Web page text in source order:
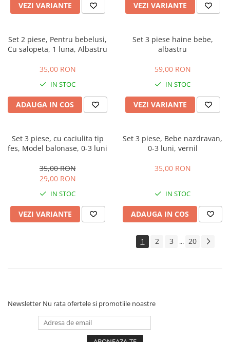
VEZI VARIANTE VEZI VARIANTE
Set 2 piese, Pentru bebelusi,
Cu salopeta, 1 luna, Albastru
35,00 RON
IN STOC
ADAUGA IN COS
Set 3 piese haine bebe,
albastru
59,00 RON
IN STOC
VEZI VARIANTE
Set 3 piese, cu caciulita tip
fes, Model balonase, 0-3 luni
35,00 RON
29,00 RON
IN STOC
VEZI VARIANTE
Set 3 piese, Bebe nazdravan,
0-3 luni, vernil
35,00 RON
IN STOC
ADAUGA IN COS
1 2 3 ... 20
Newsletter Nu rata ofertele si promotiile noastre